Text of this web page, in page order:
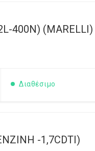
400N) (MARELLI)
Διαθέσιμο
-1,7CDTI)